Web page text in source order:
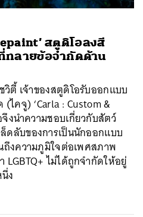
สตูดิโอลงสี
ทลายข้อจำกัดด้าน
ตี้ เจ้าของสตูดิโอรับออกแบบ
ไคจู) ‘Carla : Custom &
จึงนำความชอบเกี่ยวกับสัตว์
ดลับของการเป็นนักออกแบบ
ถึงความภูมิใจต่อเพศสภาพ
ไม่ได้ถูกจำกัดให้อยู่
ง